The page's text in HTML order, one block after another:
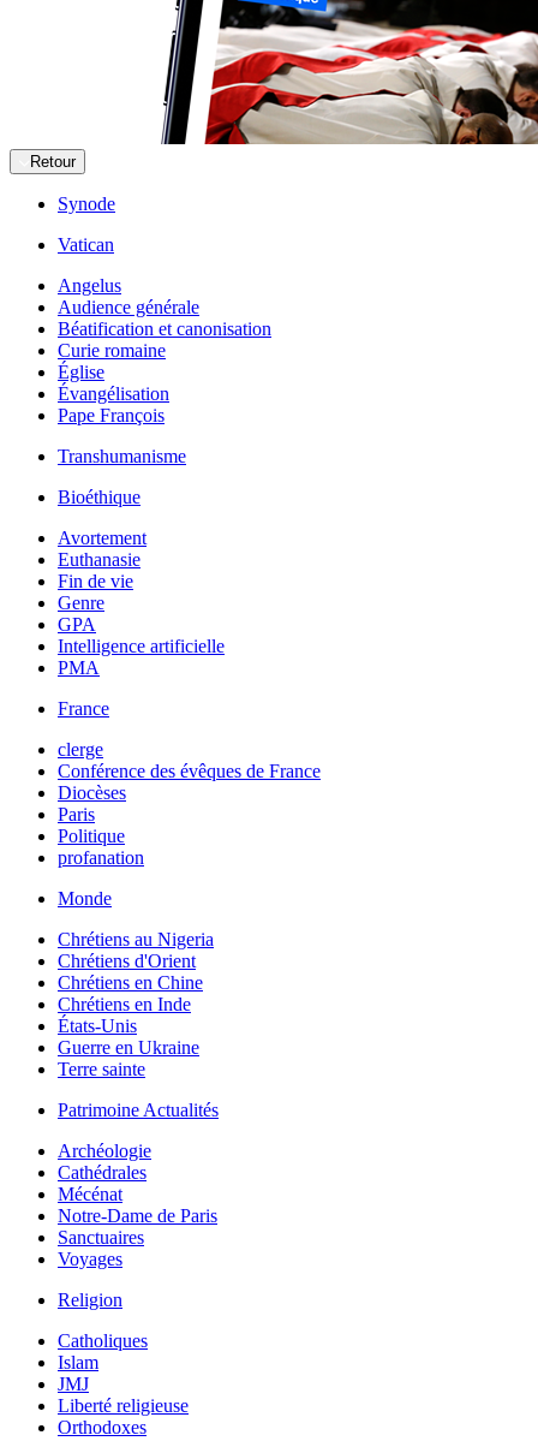
Retour
Synode
Vatican
Angelus
Audience générale
Béatification et canonisation
Curie romaine
Église
Évangélisation
Pape François
Transhumanisme
Bioéthique
Avortement
Euthanasie
Fin de vie
Genre
GPA
Intelligence artificielle
PMA
France
clerge
Conférence des évêques de France
Diocèses
Paris
Politique
profanation
Monde
Chrétiens au Nigeria
Chrétiens d'Orient
Chrétiens en Chine
Chrétiens en Inde
États-Unis
Guerre en Ukraine
Terre sainte
Patrimoine Actualités
Archéologie
Cathédrales
Mécénat
Notre-Dame de Paris
Sanctuaires
Voyages
Religion
Catholiques
Islam
JMJ
Liberté religieuse
Orthodoxes